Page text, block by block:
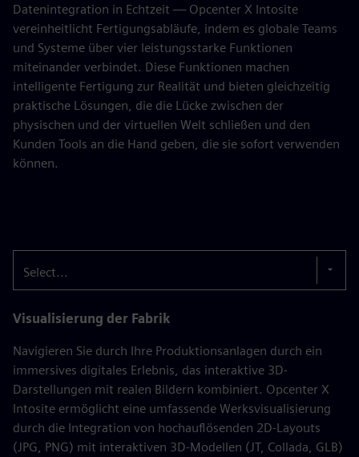
Datenintegration in Echtzeit — Opcenter X Intosite
vereinheitlicht Fertigungsabläufe, indem es globale Teams
und Systeme über vier leistungsstarke Funktionen
miteinander verbindet. Diese Funktionen machen
intelligente Fertigung zur Realität und bieten gleichzeitig
praktische Lösungen, die die Lücke zwischen der
physischen und der virtuellen Welt schließen und den
Kunden Tools an die Hand geben, die sie sofort verwenden
können.
Select...
Visualisierung der Fabrik
Navigieren Sie durch Ihre Produktionsanlagen durch ein
immersives digitales Erlebnis, das interaktive 3D-
Darstellungen mit realen Bildern kombiniert. Opcenter X
Intosite ermöglicht eine umfassende Werksvisualisierung
durch die Integration von hochauflösenden 2D-Layouts
(JPG, PNG) mit interaktiven 3D-Modellen (JT, Collada, GLB)